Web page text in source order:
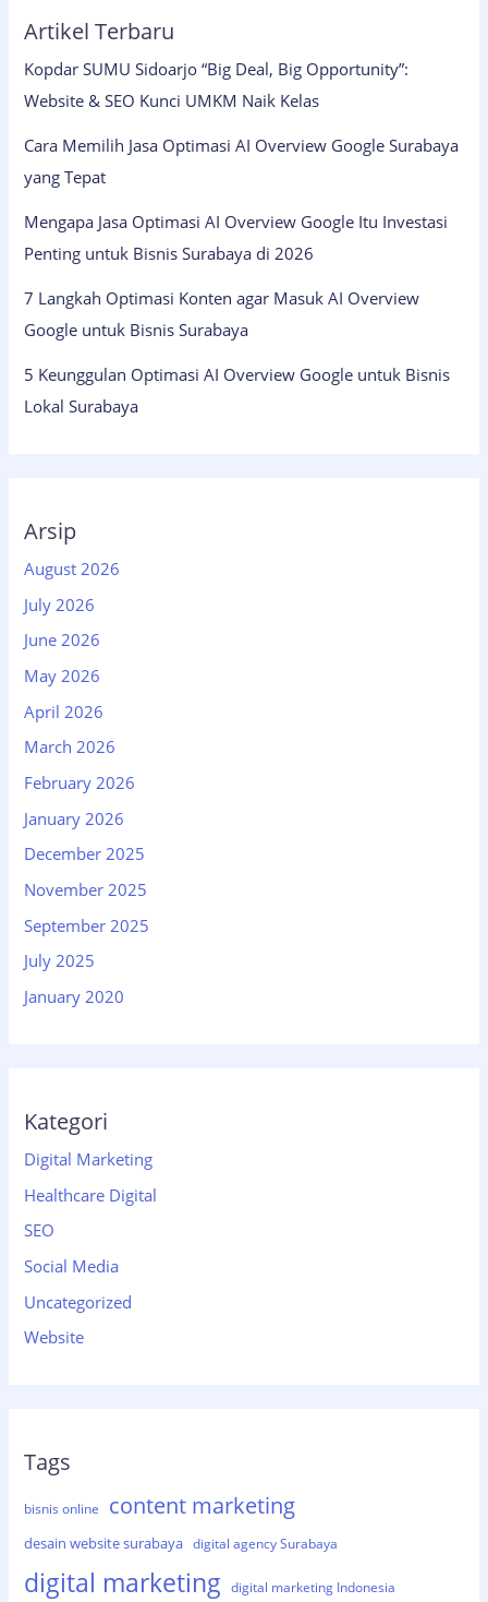
Artikel Terbaru
Kopdar SUMU Sidoarjo “Big Deal, Big Opportunity”:
Website & SEO Kunci UMKM Naik Kelas
Cara Memilih Jasa Optimasi AI Overview Google Surabaya
yang Tepat
Mengapa Jasa Optimasi AI Overview Google Itu Investasi
Penting untuk Bisnis Surabaya di 2026
7 Langkah Optimasi Konten agar Masuk AI Overview
Google untuk Bisnis Surabaya
5 Keunggulan Optimasi AI Overview Google untuk Bisnis
Lokal Surabaya
Arsip
August 2026
July 2026
June 2026
May 2026
April 2026
March 2026
February 2026
January 2026
December 2025
November 2025
September 2025
July 2025
January 2020
Kategori
Digital Marketing
Healthcare Digital
SEO
Social Media
Uncategorized
Website
Tags
bisnis online content marketing
desain website surabaya digital agency Surabaya
digital marketing digital marketing Indonesia